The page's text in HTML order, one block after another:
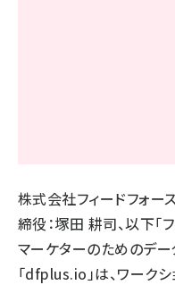
株式会社フィードフォー
締役：塚田 耕司、以下「
マーケターのためのデ
「dfplus.io」は、ワーク